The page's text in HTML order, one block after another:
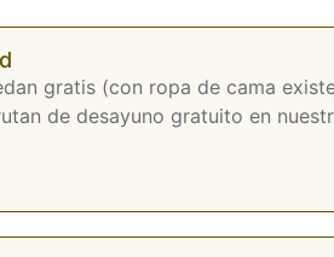
gratis (con ropa de cama
de desayuno gratuito en